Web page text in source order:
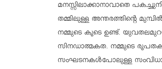
മനസ്സിലാക്കാനാവാതെ
തമ്മിലുള്ള അന്തരത്തിന്റെ
നമ്മുടെ കൂടെ ഉണ്ട്.
സിനഡാത്മകത. നമ്മുടെ
സംഘടനകള്‍പോലുള്ള